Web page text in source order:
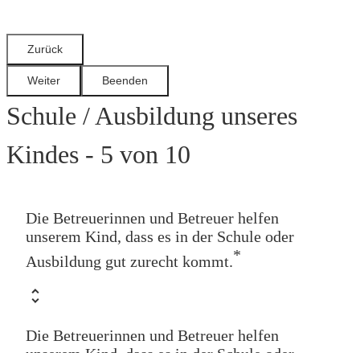
Schule / Ausbildung unseres
Kindes - 5 von 10
Die Betreuerinnen und Betreuer helfen
unserem Kind, dass es in der Schule oder
Ausbildung gut zurecht kommt.*
Die Betreuerinnen und Betreuer helfen